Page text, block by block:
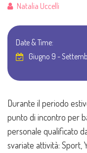
Author
Natalia Uccelli
Date & Time:
Giugno 9 -
Durante il periodo
punto di incontro per
personale qualificato
svariate attività: Sport,